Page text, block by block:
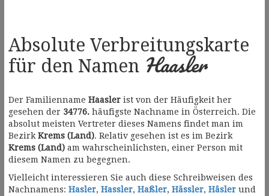
Absolute Verbreitungskarte
für den Namen Haasler
Der Familienname Haasler ist von der Häufigkeit her
gesehen der 34776. häufigste Nachname in Österreich. Die
absolut meisten Vertreter dieses Namens findet man im
Bezirk Krems (Land). Relativ gesehen ist es im Bezirk
Krems (Land) am wahrscheinlichsten, einer Person mit
diesem Namen zu begegnen.
Vielleicht interessieren Sie auch diese Schreibweisen des
Nachnamens: Hasler, Hassler, Haßler, Hässler, Häsler und